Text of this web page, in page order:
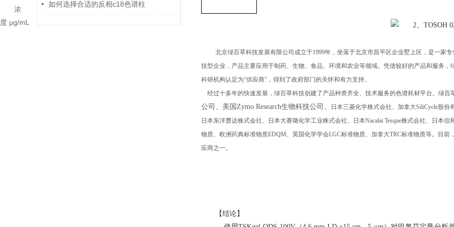
如何选择合适的反相c18色谱柱
浓
度 μg/mL
北京绿百草科技发展有限公司成立于1999年，坐落于北京市昌平区企业墅上区，是一家
技型企业，产品主要应用于制药、生物、食品、环境和农业等领域。凭借较好的产品和服务
科研机构认定为“供应商"，得到了政府部门的关怀和有力支持。
经过十多年的快速发展，绿百草科技创建了产品种类齐全、技术服务的色谱耗材平台。绿
公司、美国 Zymo Research生物科技公司、 日本三菱化学株式会社、加拿大SiliCycle股份
日本东洋曹达株式会社、日本大赛璐化学工业株式会社、日本Nacalai Tesque株式会社、日本信
物质、欧洲药典标准物质EDQM 、英国化学学会LGC标准物质、加拿大TRC标准物质等。目前
应商之一。
【结论】